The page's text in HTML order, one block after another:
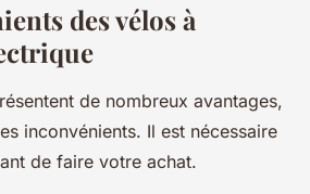
des vélos à
de nombreux avantages,
inconvénients. Il est nécessaire
de faire votre achat.